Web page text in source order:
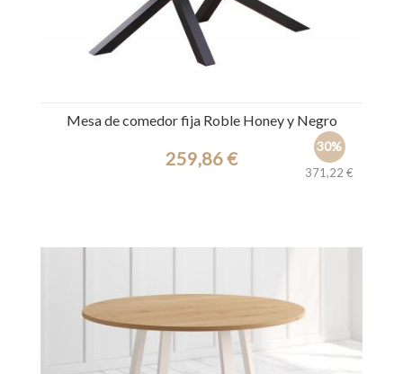
Mesa de comedor fija Roble Honey y Negro
30%
371,22 €
259,86 €